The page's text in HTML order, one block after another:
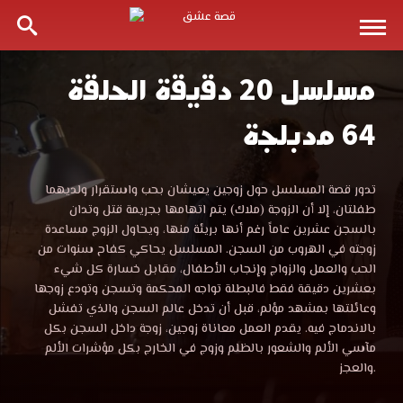
مسلسل
20
دقيقة
الحلقة
مدبلجة
قصة
مسلسل 20 دقيقة الحلقة
64 مدبلجة
مسلسل
20
دقيقة
الحلقة
مدبلجة
عشق
الموقع
تدور قصة المسلسل حول زوجين يعيشان بحب واستقرار ولديهما
طفلتان، إلا أن الزوجة (ملاك) يتم اتهامها بجريمة قتل وتدان
بالسجن عشرين عاماً رغم أنها بريئة منها، ويحاول الزوج مساعدة
زوجته في الهروب من السجن. المسلسل يحاكي كفاح سنوات من
الحب والعمل والزواج وإنجاب الأطفال، مقابل خسارة كل شيء
بعشرين دقيقة فقط فالبطلة تواجه المحكمة وتسجن وتودع زوجها
وعائلتها بمشهد مؤلم، قبل أن تدخل عالم السجن والذي تفشل
بالاندماج فيه. يقدم العمل معاناة زوجين، زوجة داخل السجن بكل
مآسي الألم والشعور بالظلم وزوج في الخارج بكل مؤشرات الألم
والعجز.